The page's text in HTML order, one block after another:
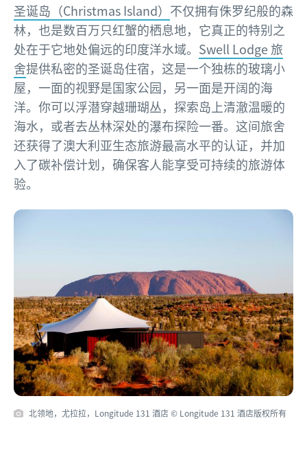
圣诞岛（Christmas Island） 不仅拥有侏罗纪般的森
林，也是数百万只红蟹的栖息地，它真正的特别之
处在于它地处偏远的印度洋水域。 Swell Lodge 旅
舍提供私密的圣诞岛住宿，这是一个独栋的玻璃小
屋，一面的视野是国家公园，另一面是开阔的海
洋。你可以浮潜穿越珊瑚丛，探索岛上清澈温暖的
海水，或者去丛林深处的瀑布探险一番。这间旅舍
还获得了澳大利亚生态旅游最高水平的认证，并加
入了碳补偿计划，确保客人能享受可持续的旅游体
验。
北领地，尤拉拉，Longitude 131 酒店 © Longitude 131 酒店版权所有